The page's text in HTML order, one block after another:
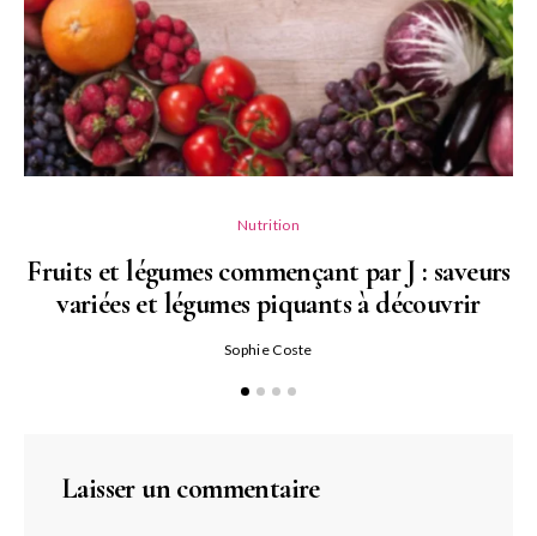
Nutrition
Fruits et légumes commençant par J : saveurs
variées et légumes piquants à découvrir
Sophie Coste
Laisser un commentaire